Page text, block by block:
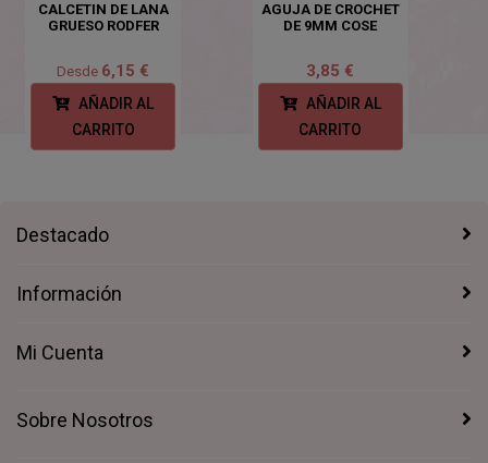
CALCETIN DE LANA
GRUESO RODFER
Desde 6,15 €
AÑADIR AL
CARRITO
AGUJA DE CROCHET
DE 9MM COSE
3,85 €
AÑADIR AL
CARRITO
Destacado
Información
Mi Cuenta
Sobre Nosotros